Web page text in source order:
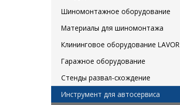
Шиномонтажное оборудование
Материалы для шиномонтажа
Клининговое оборудование LAVOR
Гаражное оборудование
Стенды развал-схождение
Инструмент для автосервиса